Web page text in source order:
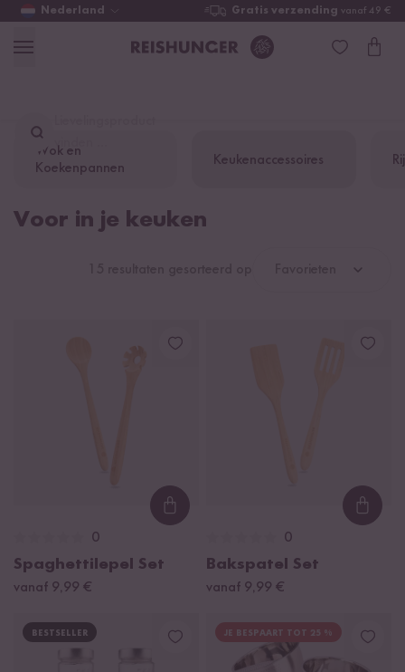
Nederland Gratis verzending vanaf 49 €
vinden ...
Wok en
Koekenpannen
Keukenaccessoires
Voor in je keuken
Loading...
0
Spaghettilepel Set
vanaf 9,99 €
0
Bakspatel Set
vanaf 9,99 €
BESTSELLER JE BESPAART TOT 25 %